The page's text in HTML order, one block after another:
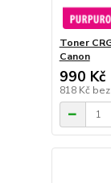
Toner
Canon
990 Kč
818 Kč